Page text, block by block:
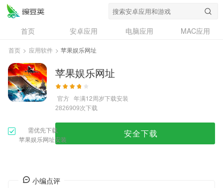
首页 安卓应用 电脑应用
MAC应用
资讯
专题
问答
首页 > 应用软件 > 苹果娱乐网址
苹果娱乐网址
官方 年满12周岁下载安装
2826909次下载
需优先下载
苹果娱乐网址安装
安全下载
小编点评